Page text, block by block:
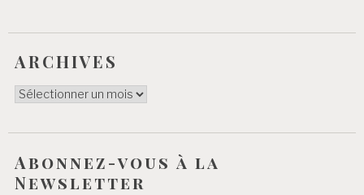
ARCHIVES
ARCHIVES
Abonnez-vous à la
Newsletter